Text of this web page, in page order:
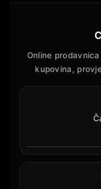
Online
kupovina,